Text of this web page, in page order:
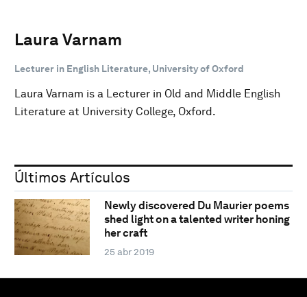
Laura Varnam
Lecturer in English Literature, University of Oxford
Laura Varnam is a Lecturer in Old and Middle English
Literature at University College, Oxford.
Últimos Artículos
Newly discovered Du Maurier poems
shed light on a talented writer honing
her craft
25 abr 2019